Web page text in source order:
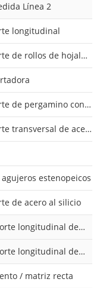
Línea 2
longitudinal
rollos de hojalata y aluminio
pergamino con control digital
de acero al silicio
estenopeicos
de acero al silicio
de acero al silicio
de acero al silicio
/ matriz recta